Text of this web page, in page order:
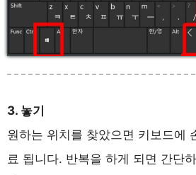
3. 놓기
원하는 위치를 찾았으면 키보드에
료 됩니다. 반복을 하게 되면 간단